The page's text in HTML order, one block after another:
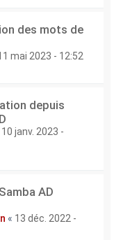
des mots de
mai 2023 - 12:52
depuis
10 janv. 2023 -
AD
« 13 déc. 2022 -